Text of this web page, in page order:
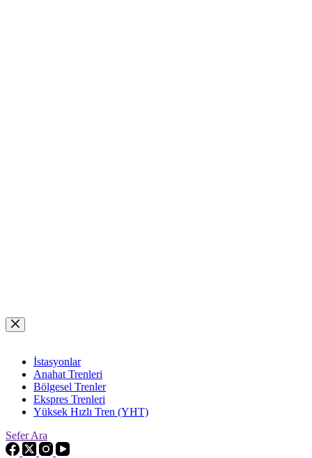
Skip
to
İstasyonlar
Anahat Trenleri
Bölgesel Trenler
Ekspres Trenleri
Yüksek Hızlı Tren (YHT)
Sefer Ara